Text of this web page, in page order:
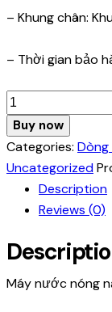
– Khung chân:
– Thời gian bảo
Máy
nước
nóng
năng
lượng
mặt
Vitosa
lít
Buy now
Categories:
Uncategorized
Description
Reviews (0)
Máy nước nóng